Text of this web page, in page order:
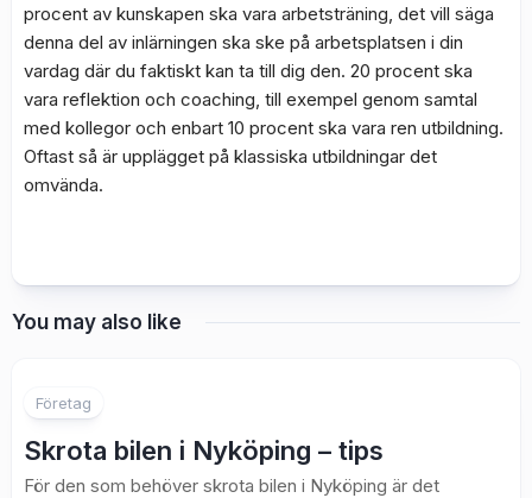
procent av kunskapen ska vara arbetsträning, det vill säga
denna del av inlärningen ska ske på arbetsplatsen i din
vardag där du faktiskt kan ta till dig den. 20 procent ska
vara reflektion och coaching, till exempel genom samtal
med kollegor och enbart 10 procent ska vara ren utbildning.
Oftast så är upplägget på klassiska utbildningar det
omvända.
You may also like
Företag
Skrota bilen i Nyköping – tips
För den som behöver skrota bilen i Nyköping är det